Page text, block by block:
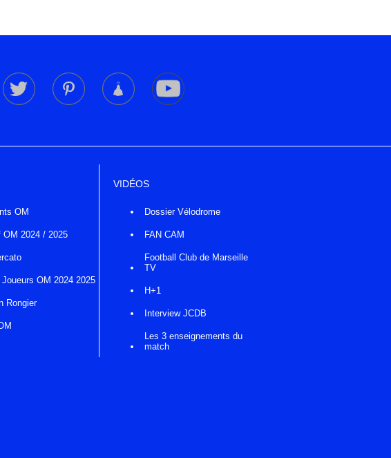
OM
OM 2024 / 2025
OM 2024 2025
Rongier
VIDÉOS
Dossier Vélodrome
FAN CAM
Football Club de Marseille
TV
H+1
Interview JCDB
Les 3 enseignements du
match